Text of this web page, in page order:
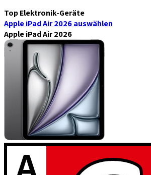
Top Elektronik-Geräte
Apple iPad Air 2026auswählen
Apple iPad Air 2026